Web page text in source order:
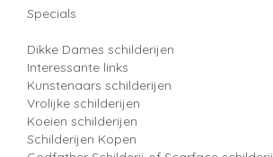
Specials
Dikke Dames schilderijen
Interessante links
Kunstenaars schilderijen
Vrolijke schilderijen
Koeien schilderijen
Schilderijen Kopen